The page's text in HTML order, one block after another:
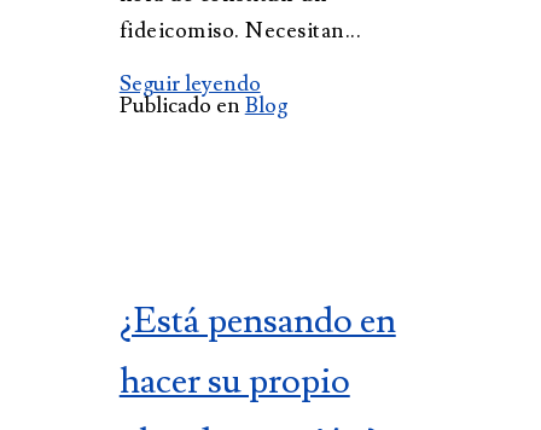
fideicomiso. Necesitan...
Seguir leyendo
Publicado en Blog
¿Está pensando en
hacer su propio